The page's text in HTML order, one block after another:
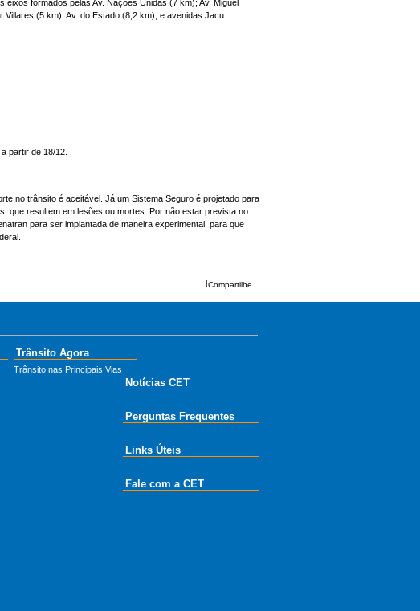
eixos formados pelas Av. Nações Unidas (7 km); Av. Miguel
Villares (5 km); Av. do Estado (8,2 km); e avenidas Jacu
partir de 18/12.
no trânsito é aceitável. Já um Sistema Seguro é projetado para
que resultem em lesões ou mortes. Por não estar prevista no
para ser implantada de maneira experimental, para que
Compartilhe
|
Trânsito Agora
Trânsito nas Principais Vias
Notícias CET
Perguntas Frequentes
Links Úteis
Fale com a CET